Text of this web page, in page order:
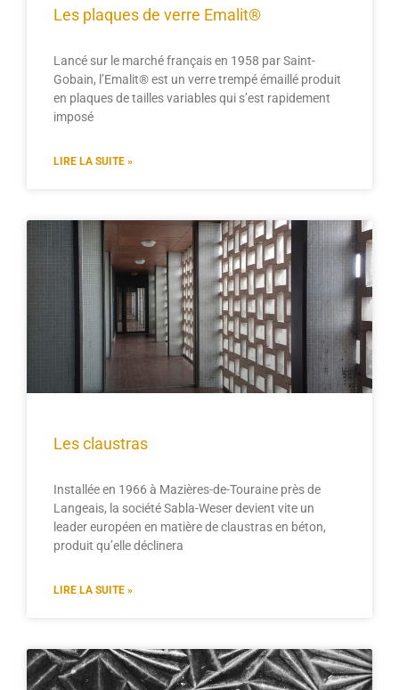
Les plaques de verre Emalit®
Lancé sur le marché français en 1958 par Saint-
Gobain, l’Emalit® est un verre trempé émaillé produit
en plaques de tailles variables qui s’est rapidement
imposé
LIRE LA SUITE »
Les claustras
Installée en 1966 à Mazières-de-Touraine près de
Langeais, la société Sabla-Weser devient vite un
leader européen en matière de claustras en béton,
produit qu’elle déclinera
LIRE LA SUITE »